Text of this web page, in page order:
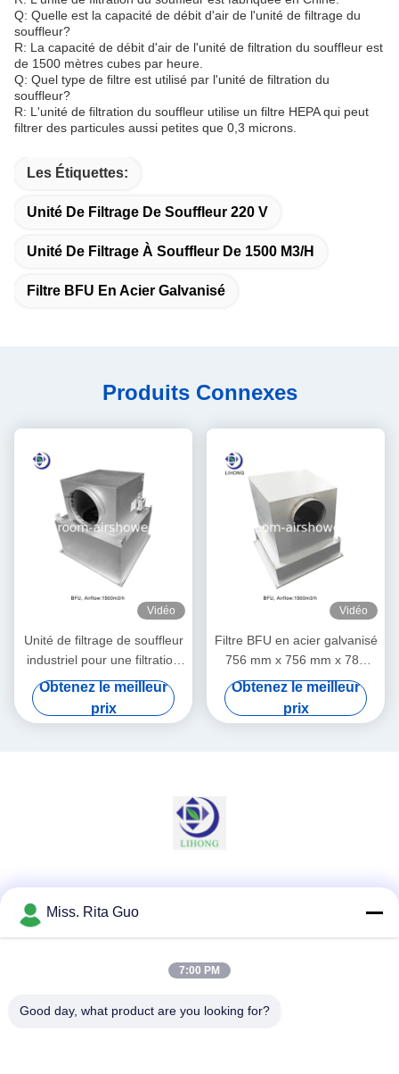
Q: Quelle est la capacité de débit d'air de l'unité de filtrage du
souffleur?
R: La capacité de débit d'air de l'unité de filtration du souffleur est
de 1500 mètres cubes par heure.
Q: Quel type de filtre est utilisé par l'unité de filtration du
souffleur?
R: L'unité de filtration du souffleur utilise un filtre HEPA qui peut
filtrer des particules aussi petites que 0,3 microns.
Les Étiquettes:
Unité De Filtrage De Souffleur 220 V
Unité De Filtrage À Souffleur De 1500 M3/h
Filtre BFU En Acier Galvanisé
Produits Connexes
Vidéo
Unité de filtrage de souffleur
industriel pour une filtration
de l'air supérieure dans les
Obtenez le meilleur
prix
Vidéo
Filtre BFU en acier galvanisé
756 mm x 756 mm x 785
mm pour un environnement
Obtenez le meilleur
prix
Contactez rapidement
Télégramme
Miss. Rita Guo
7:00 PM
Good day, what product are you looking for?